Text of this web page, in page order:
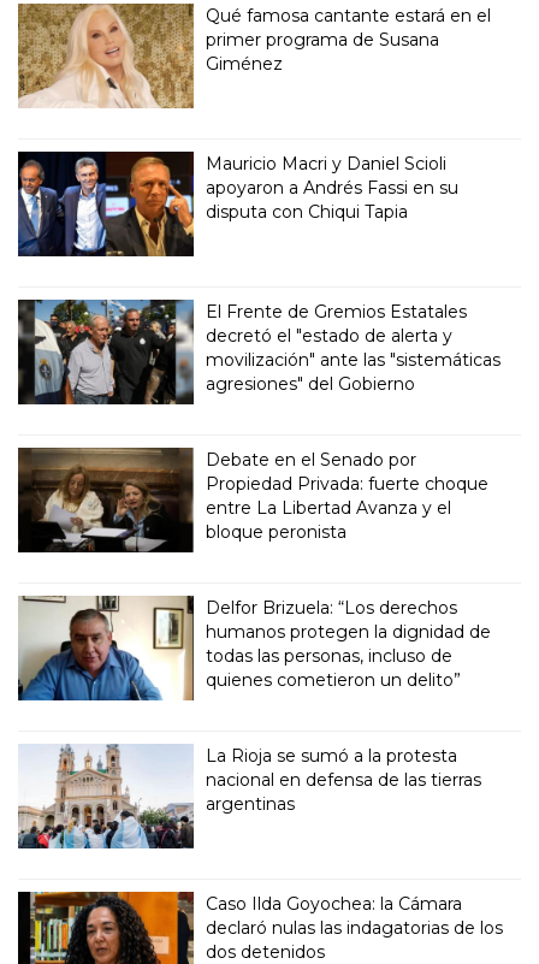
Qué famosa cantante estará en el
primer programa de Susana
Giménez
Mauricio Macri y Daniel Scioli
apoyaron a Andrés Fassi en su
disputa con Chiqui Tapia
El Frente de Gremios Estatales
decretó el "estado de alerta y
movilización" ante las "sistemáticas
agresiones" del Gobierno
Debate en el Senado por
Propiedad Privada: fuerte choque
entre La Libertad Avanza y el
bloque peronista
Delfor Brizuela: “Los derechos
humanos protegen la dignidad de
todas las personas, incluso de
quienes cometieron un delito”
La Rioja se sumó a la protesta
nacional en defensa de las tierras
argentinas
Caso Ilda Goyochea: la Cámara
declaró nulas las indagatorias de los
dos detenidos